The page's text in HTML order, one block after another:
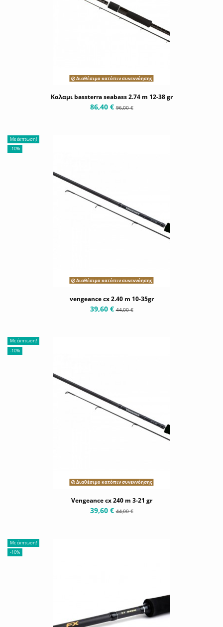
Διαθέσιμο κατόπιν συνεννόησης
Καλαμι bassterra seabass 2.74 m 12-38 gr
86,40 €96,00 €
Με έκπτωση!
-10%
Διαθέσιμο κατόπιν συνεννόησης
vengeance cx 2.40 m 10-35gr
39,60 €44,00 €
Με έκπτωση!
-10%
Διαθέσιμο κατόπιν συνεννόησης
Vengeance cx 240 m 3-21 gr
39,60 €44,00 €
Με έκπτωση!
-10%